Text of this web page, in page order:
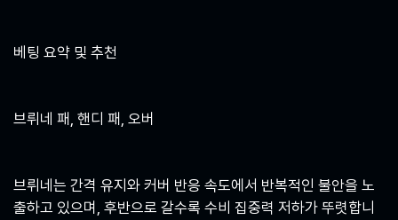
베팅 요약 및 추천
브뤼네 패, 핸디 패, 오버
브뤼네는 간격 유지와 커버 반응 속도에서 반복적인 불안을 노
출하고 있으며, 후반으로 갈수록 수비 집중력 저하가 뚜렷합니